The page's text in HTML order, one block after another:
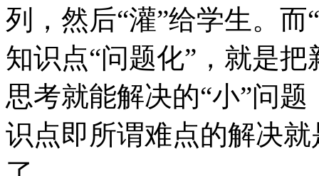
列，然后“灌”给学生。
知识点“问题化”，就是
思考就能解决的“小”问
识点即所谓难点的解决